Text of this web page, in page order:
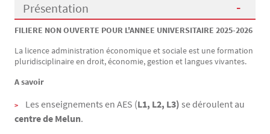
Présentation
Présentation
FILIERE NON OUVERTE POUR L'ANNEE UNIVERSITAIRE 2025-2026
La licence administration économique et sociale est une formation
pluridisciplinaire en droit, économie, gestion et langues vivantes.
A savoir
Les enseignements en AES (L1, L2, L3) se déroulent au
centre de Melun.